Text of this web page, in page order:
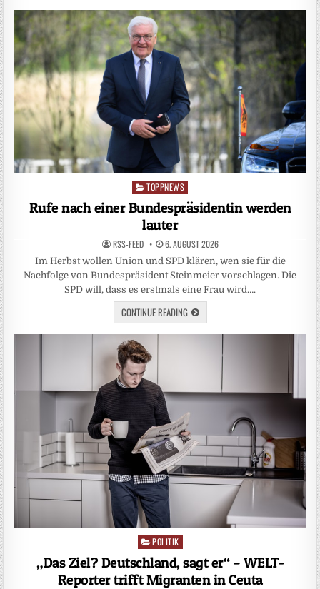
Posted
in
TOPPNEWS
Rufe nach einer Bundespräsidentin werden
lauter
RSS-FEED 6. AUGUST 2026
Im Herbst wollen Union und SPD klären, wen sie für die
Nachfolge von Bundespräsident Steinmeier vorschlagen. Die
SPD will, dass es erstmals eine Frau wird….
CONTINUE READING
Posted
in
POLITIK
„Das Ziel? Deutschland, sagt er“ – WELT-
Reporter trifft Migranten in Ceuta